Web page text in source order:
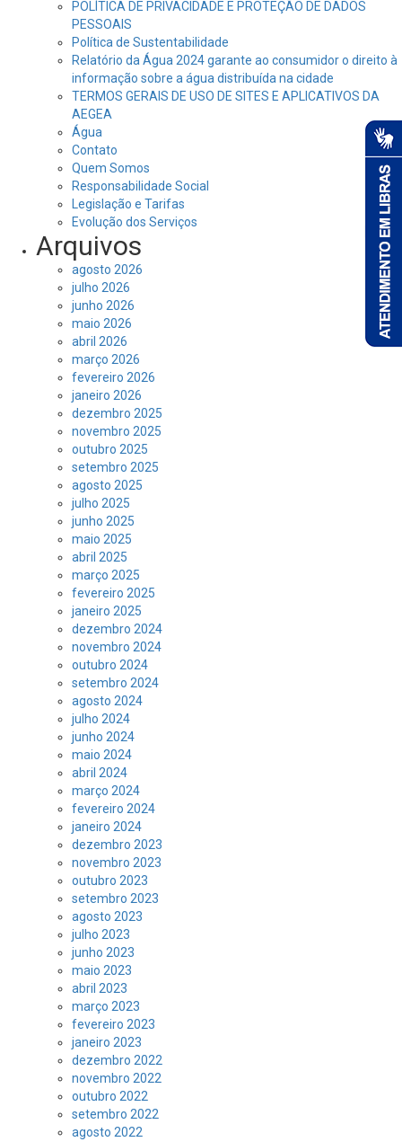
POLÍTICA DE PRIVACIDADE E PROTEÇÃO DE DADOS
PESSOAIS
Política de Sustentabilidade
Relatório da Água 2024 garante ao consumidor o direito à
informação sobre a água distribuída na cidade
TERMOS GERAIS DE USO DE SITES E APLICATIVOS DA
AEGEA
Água
Contato
Quem Somos
Responsabilidade Social
Legislação e Tarifas
Evolução dos Serviços
Arquivos
agosto 2026
julho 2026
junho 2026
maio 2026
abril 2026
março 2026
fevereiro 2026
janeiro 2026
dezembro 2025
novembro 2025
outubro 2025
setembro 2025
agosto 2025
julho 2025
junho 2025
maio 2025
abril 2025
março 2025
fevereiro 2025
janeiro 2025
dezembro 2024
novembro 2024
outubro 2024
setembro 2024
agosto 2024
julho 2024
junho 2024
maio 2024
abril 2024
março 2024
fevereiro 2024
janeiro 2024
dezembro 2023
novembro 2023
outubro 2023
setembro 2023
agosto 2023
julho 2023
junho 2023
maio 2023
abril 2023
março 2023
fevereiro 2023
janeiro 2023
dezembro 2022
novembro 2022
outubro 2022
setembro 2022
agosto 2022